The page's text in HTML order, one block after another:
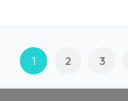
1 2 3